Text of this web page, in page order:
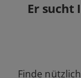
Er sucht
Finde